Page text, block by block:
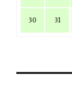
30 31